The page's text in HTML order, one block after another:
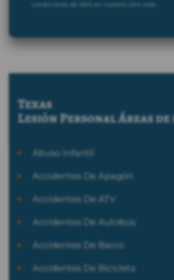
condiciones de SMS en nuestro sitio web.
Texas
Lesión PersonalÁreas
Abuso Infantil
Accidentes De Apagón
Accidentes De ATV
Accidentes De Autobús
Accidentes De Barco
Accidentes De Bicicleta